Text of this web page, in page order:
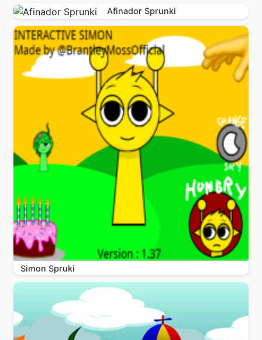
Afinador Sprunki
Simon Spruki